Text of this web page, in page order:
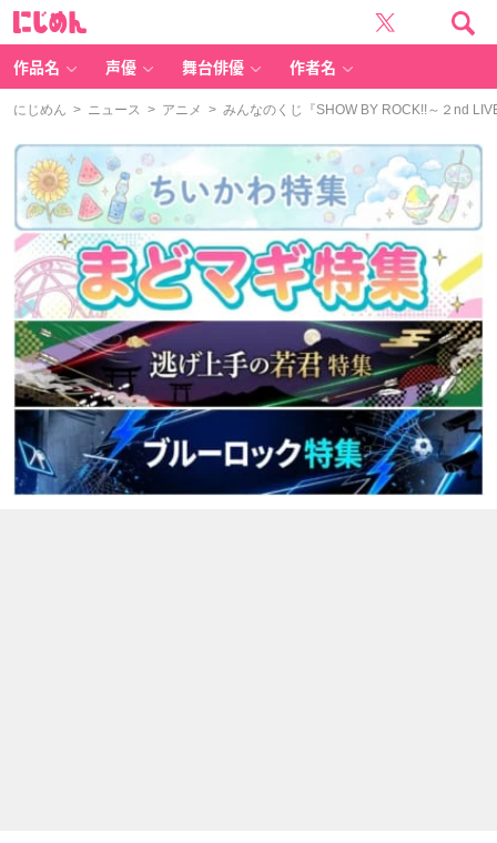
作品名 声優 舞台俳優 作者名
にじめん > ニュース > アニメ > みんなのくじ『SHOW BY ROCK!!～２nd